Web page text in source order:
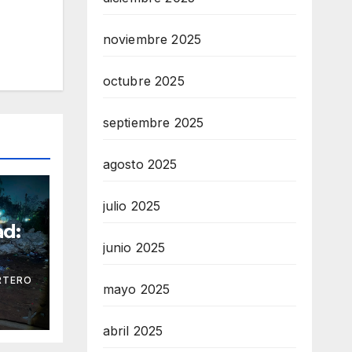
noviembre 2025
octubre 2025
septiembre 2025
agosto 2025
julio 2025
junio 2025
mayo 2025
abril 2025